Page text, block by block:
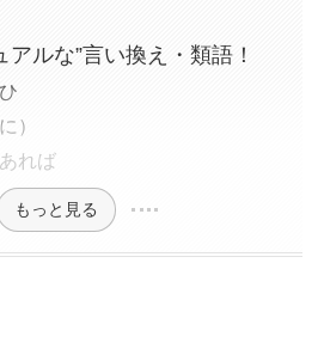
アルな”言い換え・類語！
）
れば
もっと見る